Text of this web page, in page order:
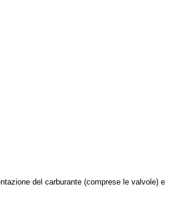
del carburante (comprese le valvole) e